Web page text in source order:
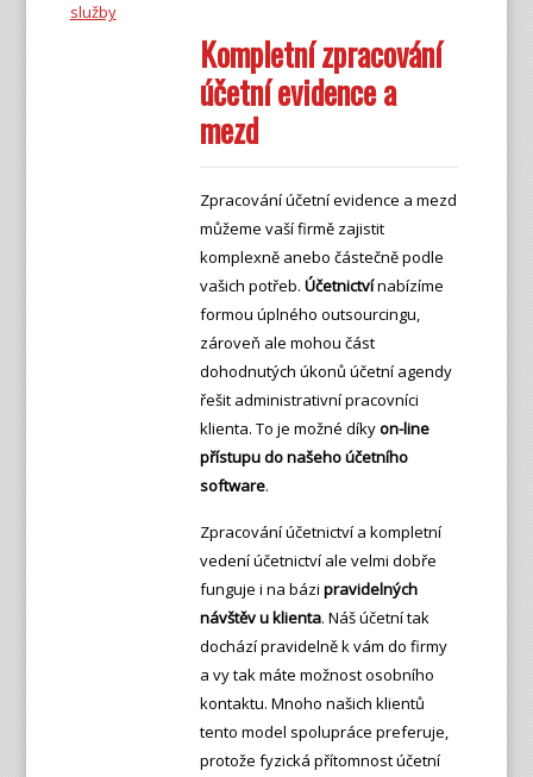
služby
Kompletní zpracování
účetní evidence a
mezd
Zpracování účetní evidence a mezd
můžeme vaší firmě zajistit
komplexně anebo částečně podle
vašich potřeb. Účetnictvínabízíme
formou úplného outsourcingu,
zároveň ale mohou část
dohodnutých úkonů účetní agendy
řešit administrativní pracovníci
klienta. To je možné díkyon-line
přístupu do našeho účetního
software.
Zpracování účetnictví a kompletní
vedení účetnictví ale velmi dobře
funguje i na bázi pravidelných
návštěv u klienta. Náš účetní tak
dochází pravidelně k vám do firmy
a vy tak máte možnost osobního
kontaktu. Mnoho našich klientů
tento model spolupráce preferuje,
protože fyzická přítomnost účetní